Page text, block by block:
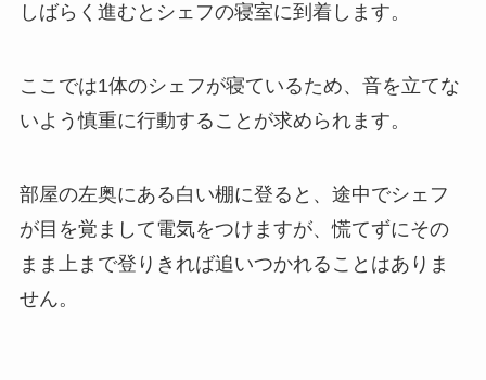
しばらく進むとシェフの寝室に到着します。
ここでは1体のシェフが寝ているため、音を立てな
いよう慎重に行動することが求められます。
部屋の左奥にある白い棚に登ると、途中でシェフ
が目を覚まして電気をつけますが、慌てずにその
まま上まで登りきれば追いつかれることはありま
せん。